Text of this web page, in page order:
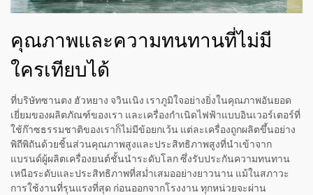
คุณภาพและความทนทานที่ไม่มี
ใครเทียบได้
ที่บริษัทซานตง ฮัวหยาง จวินเนิง เราภูมิใจอย่างยิ่งในคุณภาพอันยอด
เยี่ยมของผลิตภัณฑ์ของเรา และเครื่องกำเนิดไฟฟ้าแบบอินเวอร์เตอร์ที่
ใช้ก๊าซธรรมชาติของเราก็ไม่มีข้อยกเว้น แต่ละเครื่องถูกผลิตขึ้นอย่าง
พิถีพิถันด้วยชิ้นส่วนคุณภาพสูงและประสิทธิภาพสูงที่นำเข้าจาก
แบรนด์ผู้ผลิตเครื่องยนต์ชั้นนำระดับโลก ซึ่งรับประกันความทนทาน
เหนือระดับและประสิทธิภาพที่สม่ำเสมออย่างยาวนาน แม้ในสภาวะ
การใช้งานที่รุนแรงที่สุด ก่อนออกจากโรงงาน ทุกหน่วยจะผ่าน